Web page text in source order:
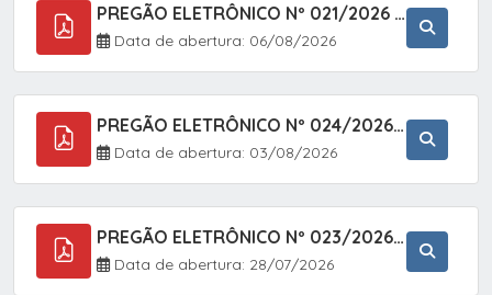
PREGÃO ELETRÔNICO Nº 021/2026 - AQUISIÇÃO DE CONTENTORES E CARRINHOS, DESTINADOS A COLETIVA E MANEJO DE RESÍDUOS SÓLIDOS, ATRAVÉS DO SISTEMA DE REGISTRO DE PREÇOS (SRP)
Data de abertura: 06/08/2026
PREGÃO ELETRÔNICO Nº 024/2026 - AQUISIÇÃO DE GÁS MEDICINAL TIPO OXIGÊNIO (1,00 M3, 3,00 M3 E 10,00 M3), EM ATENDIMENTO À SECRETARIA MUNICIPAL DE SAÚDE, ATRAVÉS DO SISTEMA DE REGISTRO DE PREÇOS (SRP)
Data de abertura: 03/08/2026
PREGÃO ELETRÔNICO Nº 023/2026 - AQUISIÇÃO DE ENXOVAL INFANTIL, EM ATENDIMENTO À SECRETARIA MUNICIPAL DE EDUCAÇÃO, ATRAVÉS DO SISTEMA DE REGISTRO DE PREÇOS (SRP).
Data de abertura: 28/07/2026